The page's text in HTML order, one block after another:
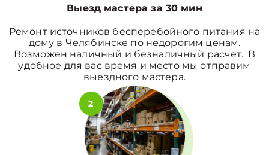
Выезд мастера за 30 мин
Ремонт источников бесперебойного питания на
дому в Челябинске по недорогим ценам.
Возможен наличный и безналичный расчет. В
удобное для вас время и место мы отправим
выездного мастера.
2